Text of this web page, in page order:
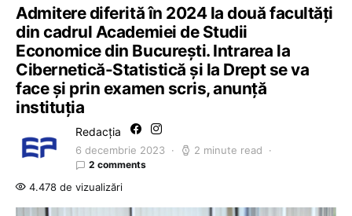
Admitere diferită în 2024 la două facultăți
din cadrul Academiei de Studii
Economice din București. Intrarea la
Cibernetică-Statistică și la Drept se va
face și prin examen scris, anunță
instituția
Redacția
6 decembrie 2023 2 minute read
2 comments
4.478 de vizualizări